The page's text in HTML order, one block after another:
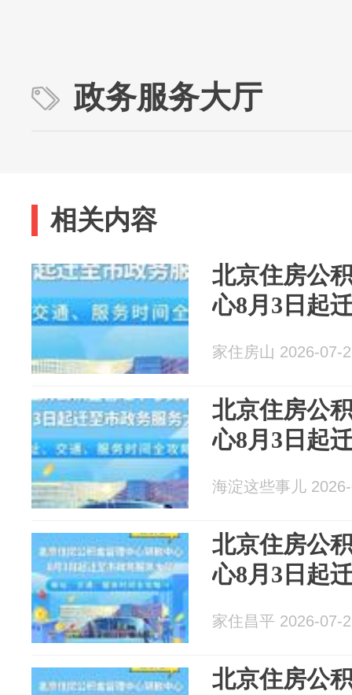
政务服务大厅
相关内容
北京住房公
心8月3日起
家住房山 2026-07-
北京住房公
心8月3日起
海淀这些事儿
北京住房公
心8月3日起
家住昌平 2026-07-
北京住房公